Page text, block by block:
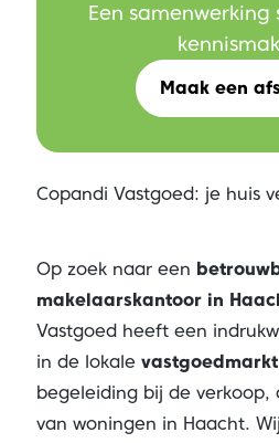
Een
Maak een
Copandi Vastgoed: je huis
Op zoek naar een
makelaarskantoor in
Vastgoed heeft een
in de lokale vastgoedmarkt
begeleiding bij de verkoop,
van woningen in Haacht.